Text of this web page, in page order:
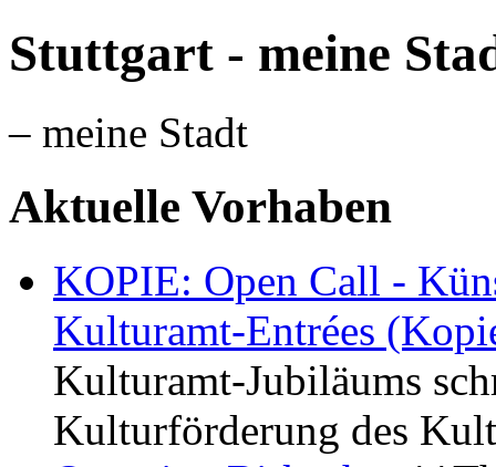
Stuttgart - meine
– meine Stadt
Aktuelle Vorhaben
KOPIE: Open Call -
Kulturamt-Entrées
Kulturamt-Jubiläums
Kulturförderung des